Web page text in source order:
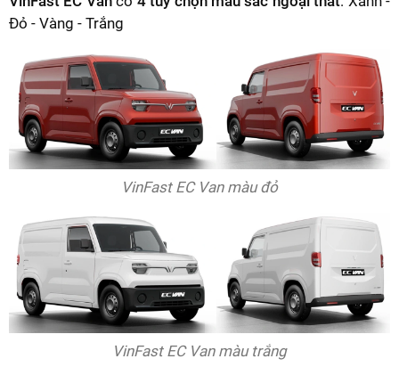
Đỏ - Vàng - Trắng
VinFast EC Van màu đỏ
VinFast EC Van màu trắng